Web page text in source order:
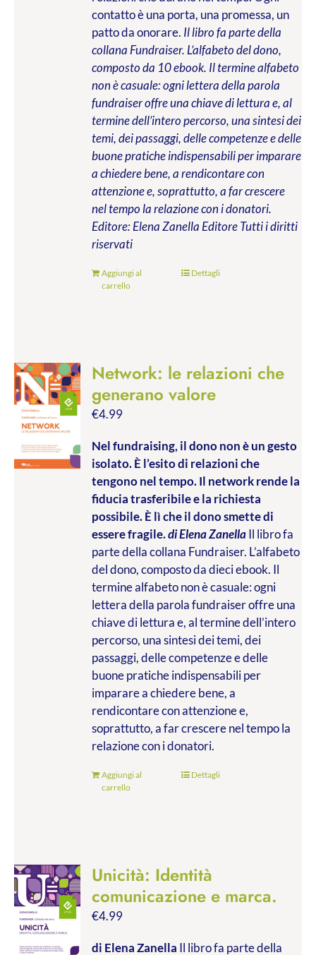
contatto è una porta, una promessa, un
patto da onorare. Il libro fa parte della
collana Fundraiser. L’alfabeto del dono,
composto da 10 ebook. Il termine alfabeto
non è casuale: ogni lettera della parola
fundraiser offre una chiave di lettura e, al
termine dell’intero percorso, una sintesi dei
temi, dei passaggi, delle competenze e delle
buone pratiche indispensabili per imparare
a chiedere bene, a rendicontare con
attenzione e, soprattutto, a far crescere
nel tempo la relazione con i donatori.
Editore: Elena Zanella EditoreTutti i diritti
riservati
Aggiungi al
carrello
Dettagli
Network: le relazioni che
generano valore
€4.99
Nel fundraising, il dono non è un gesto
isolato. È l’esito di relazioni che
tengono nel tempo. Il network rende la
fiducia trasferibile e la richiesta
possibile. È lì che il dono smette di
essere fragile.di Elena ZanellaIl libro fa
parte della collana Fundraiser. L’alfabeto
del dono, composto da dieci ebook. Il
termine alfabeto non è casuale: ogni
lettera della parola fundraiser offre una
chiave di lettura e, al termine dell’intero
percorso, una sintesi dei temi, dei
passaggi, delle competenze e delle
buone pratiche indispensabili per
imparare a chiedere bene, a
rendicontare con attenzione e,
soprattutto, a far crescere nel tempo la
relazione con i donatori.
Aggiungi al
carrello
Dettagli
Unicità: Identità
comunicazione e marca.
€4.99
di Elena Zanella Il libro fa parte della